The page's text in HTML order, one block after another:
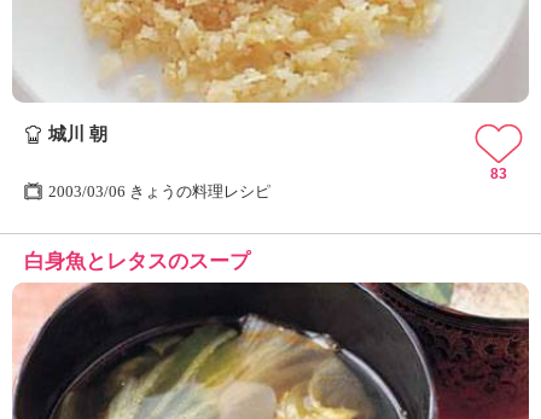
城川 朝
2003/03/06 きょうの料理レシピ
83
白身魚とレタスのスープ